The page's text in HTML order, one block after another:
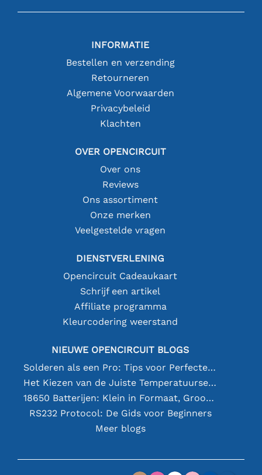
INFORMATIE
Bestellen en verzending
Retourneren
Algemene Voorwaarden
Privacybeleid
Klachten
OVER OPENCIRCUIT
Over ons
Reviews
Ons assortiment
Onze merken
Veelgestelde vragen
DIENSTVERLENING
Opencircuit Cadeaukaart
Schrijf een artikel
Affiliate programma
Kleurcodering weerstand
NIEUWE OPENCIRCUIT BLOGS
Solderen als een Pro: Tips voor Perfecte Elektronische Verbindingen
Het Kiezen van de Juiste Temperatuursensor [youtube]
18650 Batterijen: Klein in Formaat, Groot in Prestatie
RS232 Protocol: De Gids voor Beginners
Meer blogs